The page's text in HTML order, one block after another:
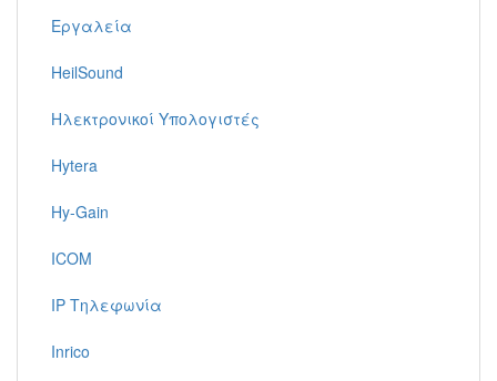
Εργαλεία
HeilSound
Ηλεκτρονικοί Υπολογιστές
Hytera
Hy-Gain
ICOM
IP Τηλεφωνία
Inrico